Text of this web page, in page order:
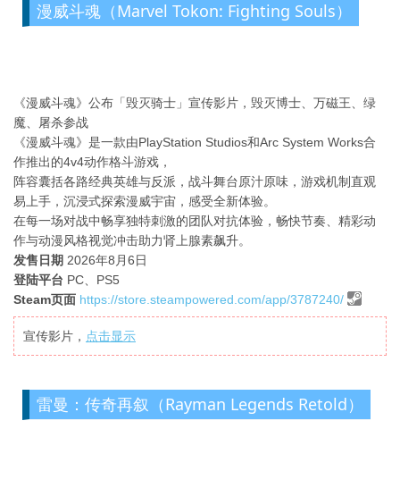
漫威斗魂（Marvel Tokon: Fighting Souls）
《漫威斗魂》公布「毁灭骑士」宣传影片，毁灭博士、万磁王、绿
魔、屠杀参战
《漫威斗魂》是一款由PlayStation Studios和Arc System Works合
作推出的4v4动作格斗游戏，
阵容囊括各路经典英雄与反派，战斗舞台原汁原味，游戏机制直观
易上手，沉浸式探索漫威宇宙，感受全新体验。
在每一场对战中畅享独特刺激的团队对抗体验，畅快节奏、精彩动
作与动漫风格视觉冲击助力肾上腺素飙升。
发售日期 2026年8月6日
登陆平台 PC、PS5
Steam页面 https://store.steampowered.com/app/3787240/
宣传影片， 点击显示
雷曼：传奇再叙（Rayman Legends Retold）